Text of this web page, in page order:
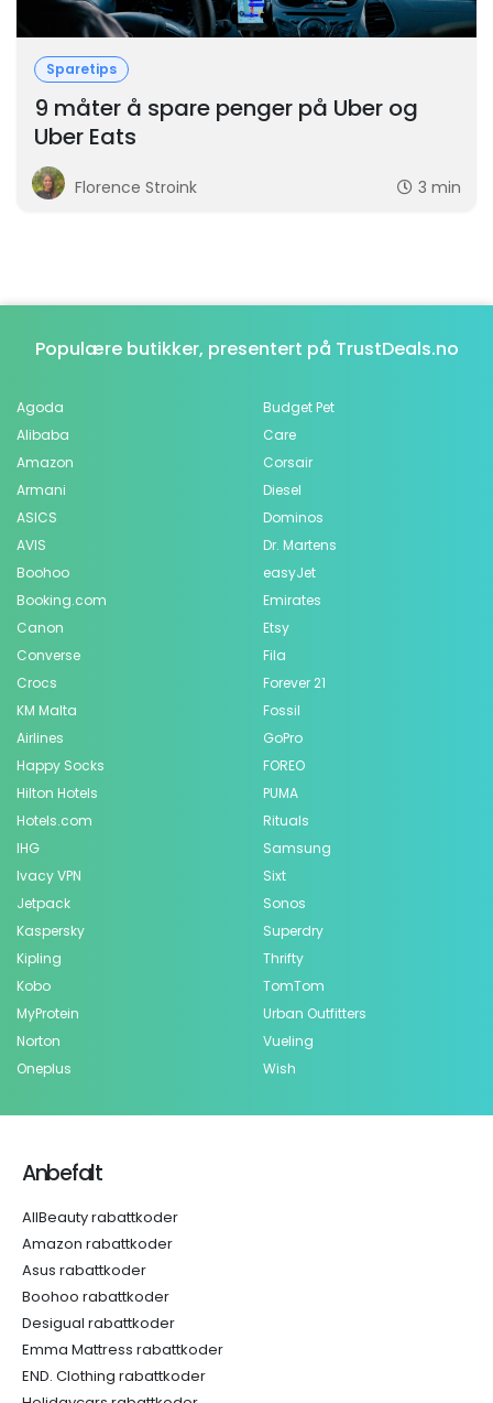
Sparetips
9 måter å spare penger på Uber og
Uber Eats
Florence Stroink 3 min
Populære butikker, presentert på TrustDeals.no
Agoda
Alibaba
Amazon
Armani
ASICS
AVIS
Boohoo
Booking.com
Canon
Converse
Crocs
KM Malta
Airlines
Budget Pet
Care
Corsair
Diesel
Dominos
Dr. Martens
easyJet
Emirates
Etsy
Fila
Forever 21
Fossil
GoPro
Happy Socks
Hilton Hotels
Hotels.com
IHG
Ivacy VPN
Jetpack
Kaspersky
Kipling
Kobo
MyProtein
Norton
Oneplus
FOREO
PUMA
Rituals
Samsung
Sixt
Sonos
Superdry
Thrifty
TomTom
Urban Outfitters
Vueling
Wish
Anbefalt
AllBeauty rabattkoder
Amazon rabattkoder
Asus rabattkoder
Boohoo rabattkoder
Desigual rabattkoder
Emma Mattress rabattkoder
END. Clothing rabattkoder